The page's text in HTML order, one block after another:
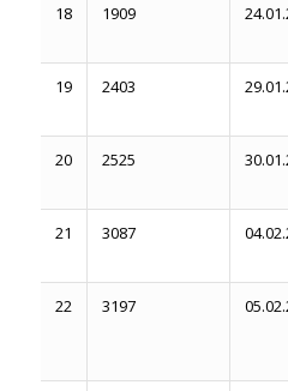
18 1909
19 2403
20 2525
21 3087
22 3197